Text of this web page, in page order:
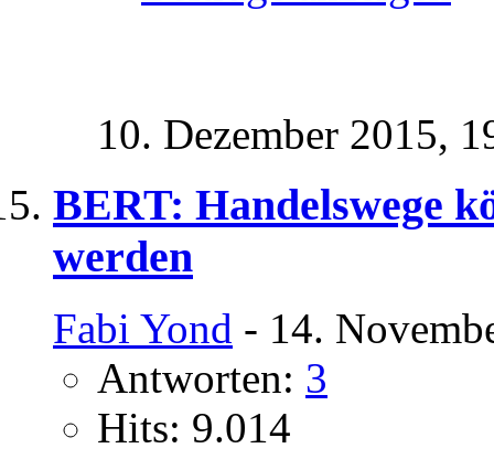
10. Dezember 2015,
BERT: Handelswege
werden
Fabi Yond - 14.
Antworten: 3
Hits: 9.014